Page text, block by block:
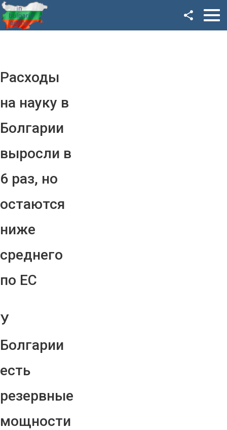
Расходы
на науку в
Болгарии
выросли в
6 раз, но
остаются
ниже
среднего
по ЕС
У
Болгарии
есть
резервные
мощности